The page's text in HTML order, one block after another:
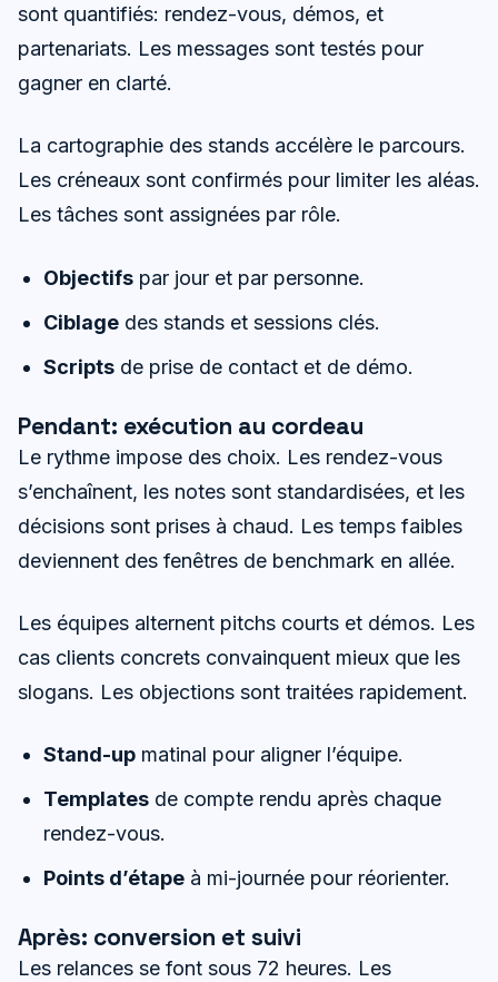
sont quantifiés: rendez-vous, démos, et
partenariats. Les messages sont testés pour
gagner en clarté.
La cartographie des stands accélère le parcours.
Les créneaux sont confirmés pour limiter les aléas.
Les tâches sont assignées par rôle.
Objectifs par jour et par personne.
Ciblage des stands et sessions clés.
Scripts de prise de contact et de démo.
Pendant: exécution au cordeau
Le rythme impose des choix. Les rendez-vous
s’enchaînent, les notes sont standardisées, et les
décisions sont prises à chaud. Les temps faibles
deviennent des fenêtres de benchmark en allée.
Les équipes alternent pitchs courts et démos. Les
cas clients concrets convainquent mieux que les
slogans. Les objections sont traitées rapidement.
Stand-up matinal pour aligner l’équipe.
Templates de compte rendu après chaque
rendez-vous.
Points d’étape à mi-journée pour réorienter.
Après: conversion et suivi
Les relances se font sous 72 heures. Les